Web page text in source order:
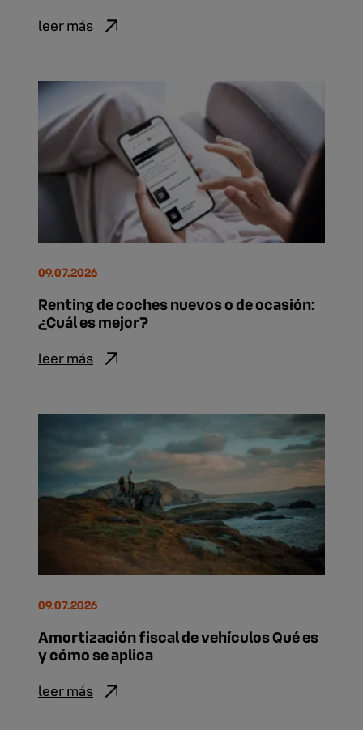
leer más
Renting de coches nuevos o de ocasión:
¿Cuál es mejor?
09.07.2026
leer más
Amortización fiscal de vehículos Qué es
y cómo se aplica
09.07.2026
leer más